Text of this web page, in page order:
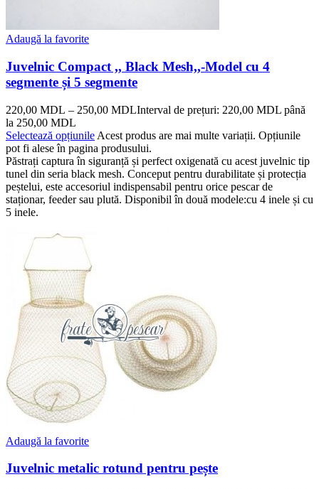
Adaugă la favorite
Juvelnic Compact ,, Black Mesh,,-Model cu 4
segmente și 5 segmente
220,00 MDL – 250,00 MDLInterval de prețuri: 220,00 MDL până
la 250,00 MDL
Selectează opțiunile Acest produs are mai multe variații. Opțiunile
pot fi alese în pagina produsului.
Păstrați captura în siguranță și perfect oxigenată cu acest juvelnic tip
tunel din seria black mesh. Conceput pentru durabilitate și protecția
peștelui, este accesoriul indispensabil pentru orice pescar de
staționar, feeder sau plută. Disponibil în două modele:cu 4 inele și cu
5 inele.
Adaugă la favorite
Juvelnic metalic rotund pentru pește